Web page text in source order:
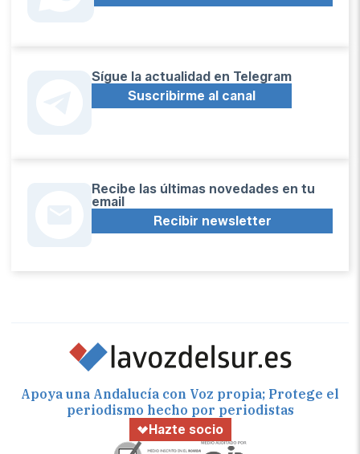
Sígue la actualidad en Telegram
Suscribirme al canal
Recibe las últimas novedades en tu
email
Recibir newsletter
Apoya una Andalucía con Voz propia; Protege el
periodismo hecho por periodistas
Hazte socio